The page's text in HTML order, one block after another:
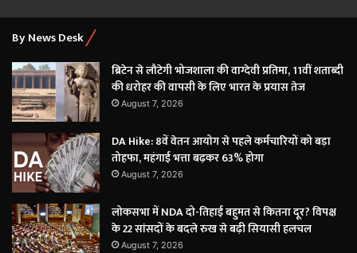
By News Desk
ब्रिटेन से लौटेगी भोजशाला की वाग्देवी प्रतिमा, 11वीं शताब्दी
की धरोहर की वापसी के लिए भारत के प्रयास तेज
August 7, 2026
DA Hike: 8वें वेतन आयोग से पहले कर्मचारियों को बड़ा
तोहफा, महंगाई भत्ता बढ़कर 63% होगा
August 7, 2026
लोकसभा में NDA दो-तिहाई बहुमत से कितना दूर? विपक्ष
के 22 सांसदों के बदले रुख से बढ़ी सियासी हलचल
August 7, 2026